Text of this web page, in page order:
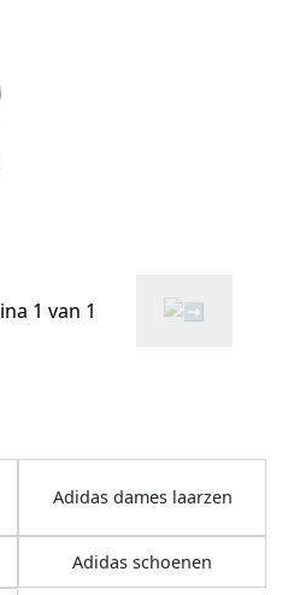
1 van 1
Adidas dames laarzen
Adidas schoenen